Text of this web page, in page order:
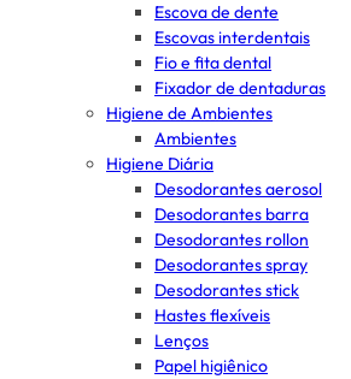
Escova de dente
Escovas interdentais
Fio e fita dental
Fixador de dentaduras
Higiene de Ambientes
Ambientes
Higiene Diária
Desodorantes aerosol
Desodorantes barra
Desodorantes rollon
Desodorantes spray
Desodorantes stick
Hastes flexíveis
Lenços
Papel higiênico